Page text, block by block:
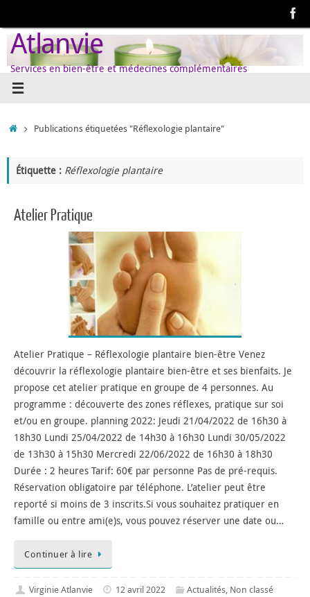
au
contenu
Atlanvie
Services en bien-être et médecines complémentaires
AccueilPublications étiquetées "Réflexologie plantaire"
Étiquette : Réflexologie plantaire
Atelier Pratique
Atelier Pratique – Réflexologie plantaire bien-être Venez
découvrir la réflexologie plantaire bien-être et ses bienfaits. Je
propose cet atelier pratique en groupe de 4 personnes. Au
programme : découverte des zones réflexes, pratique sur soi
et/ou en groupe. planning 2022: Jeudi 21/04/2022 de 16h30 à
18h30 Lundi 25/04/2022 de 14h30 à 16h30 Lundi 30/05/2022
de 13h30 à 15h30 Mercredi 22/06/2022 de 16h30 à 18h30
Durée : 2 heures Tarif: 60€ par personne Pas de pré-requis.
Réservation obligatoire par téléphone. L’atelier peut être
reporté si moins de 3 inscrits.Si vous souhaitez pratiquer en
famille ou entre ami(e)s, vous pouvez réserver une date ou…
Continuer à lire
Virginie Atlanvie 12 avril 2022 Actualités, Non classé